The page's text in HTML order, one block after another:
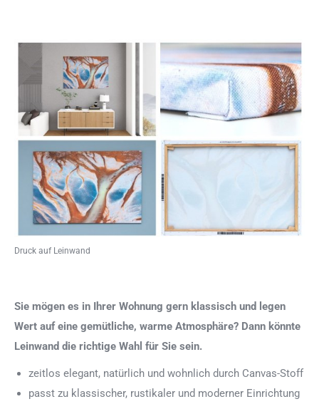
Druck auf Leinwand
Sie mögen es in Ihrer Wohnung gern klassisch und legen
Wert auf eine gemütliche, warme Atmosphäre? Dann könnte
Leinwand die richtige Wahl für Sie sein.
zeitlos elegant, natürlich und wohnlich durch Canvas-Stoff
passt zu klassischer, rustikaler und moderner Einrichtung